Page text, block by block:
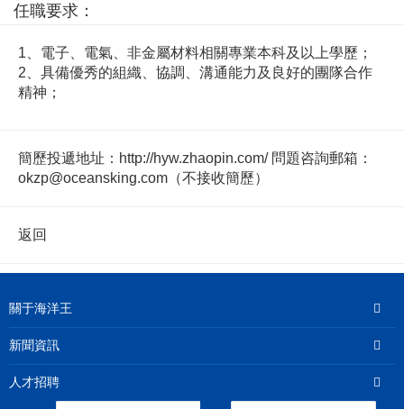
任職要求：
1、電子、電氣、非金屬材料相關專業本科及以上學歷；
2、具備優秀的組織、協調、溝通能力及良好的團隊合作
精神；
簡歷投遞地址：http://hyw.zhaopin.com/ 問題咨詢郵箱：
okzp@oceansking.com（不接收簡歷）
返回
關于海洋王
新聞資訊
人才招聘